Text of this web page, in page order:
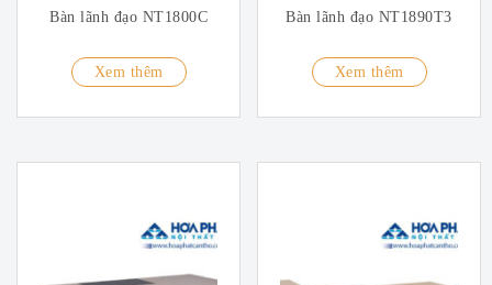
Bàn lãnh đạo NT1800C
Xem thêm
Bàn lãnh đạo NT1890T3
Xem thêm